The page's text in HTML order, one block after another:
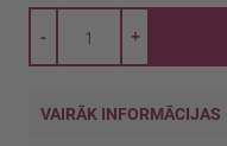
+
-
VAIRĀK INFORMĀCIJAS